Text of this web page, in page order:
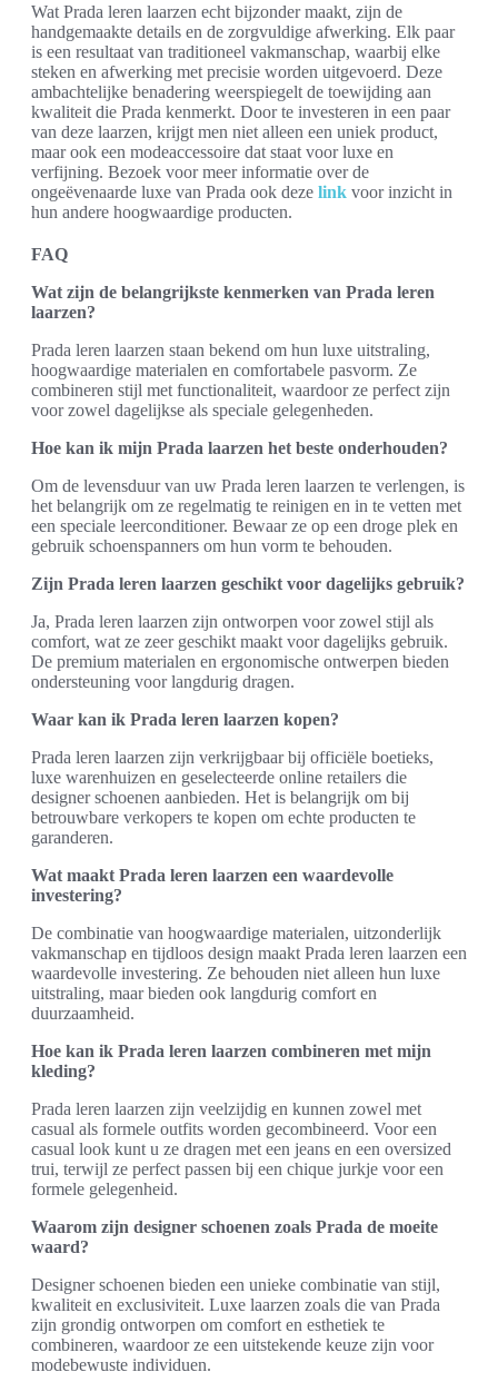
Wat Prada leren laarzen echt bijzonder maakt, zijn de
handgemaakte details en de zorgvuldige afwerking. Elk paar
is een resultaat van traditioneel vakmanschap, waarbij elke
steken en afwerking met precisie worden uitgevoerd. Deze
ambachtelijke benadering weerspiegelt de toewijding aan
kwaliteit die Prada kenmerkt. Door te investeren in een paar
van deze laarzen, krijgt men niet alleen een uniek product,
maar ook een modeaccessoire dat staat voor luxe en
verfijning. Bezoek voor meer informatie over de
ongeëvenaarde luxe van Prada ook deze link voor inzicht in
hun andere hoogwaardige producten.
FAQ
Wat zijn de belangrijkste kenmerken van Prada leren
laarzen?
Prada leren laarzen staan bekend om hun luxe uitstraling,
hoogwaardige materialen en comfortabele pasvorm. Ze
combineren stijl met functionaliteit, waardoor ze perfect zijn
voor zowel dagelijkse als speciale gelegenheden.
Hoe kan ik mijn Prada laarzen het beste onderhouden?
Om de levensduur van uw Prada leren laarzen te verlengen, is
het belangrijk om ze regelmatig te reinigen en in te vetten met
een speciale leerconditioner. Bewaar ze op een droge plek en
gebruik schoenspanners om hun vorm te behouden.
Zijn Prada leren laarzen geschikt voor dagelijks gebruik?
Ja, Prada leren laarzen zijn ontworpen voor zowel stijl als
comfort, wat ze zeer geschikt maakt voor dagelijks gebruik.
De premium materialen en ergonomische ontwerpen bieden
ondersteuning voor langdurig dragen.
Waar kan ik Prada leren laarzen kopen?
Prada leren laarzen zijn verkrijgbaar bij officiële boetieks,
luxe warenhuizen en geselecteerde online retailers die
designer schoenen aanbieden. Het is belangrijk om bij
betrouwbare verkopers te kopen om echte producten te
garanderen.
Wat maakt Prada leren laarzen een waardevolle
investering?
De combinatie van hoogwaardige materialen, uitzonderlijk
vakmanschap en tijdloos design maakt Prada leren laarzen een
waardevolle investering. Ze behouden niet alleen hun luxe
uitstraling, maar bieden ook langdurig comfort en
duurzaamheid.
Hoe kan ik Prada leren laarzen combineren met mijn
kleding?
Prada leren laarzen zijn veelzijdig en kunnen zowel met
casual als formele outfits worden gecombineerd. Voor een
casual look kunt u ze dragen met een jeans en een oversized
trui, terwijl ze perfect passen bij een chique jurkje voor een
formele gelegenheid.
Waarom zijn designer schoenen zoals Prada de moeite
waard?
Designer schoenen bieden een unieke combinatie van stijl,
kwaliteit en exclusiviteit. Luxe laarzen zoals die van Prada
zijn grondig ontworpen om comfort en esthetiek te
combineren, waardoor ze een uitstekende keuze zijn voor
modebewuste individuen.